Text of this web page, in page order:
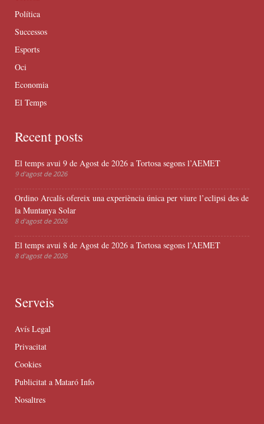
Política
Successos
Esports
Oci
Economia
El Temps
Recent posts
El temps avui 9 de Agost de 2026 a Tortosa segons l’AEMET
9 d'agost de 2026
Ordino Arcalís ofereix una experiència única per viure l’eclipsi des de
la Muntanya Solar
8 d'agost de 2026
El temps avui 8 de Agost de 2026 a Tortosa segons l’AEMET
8 d'agost de 2026
Serveis
Avís Legal
Privacitat
Cookies
Publicitat a Mataró Info
Nosaltres